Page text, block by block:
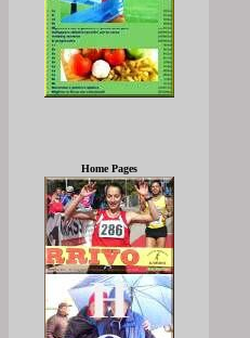
Home Pages